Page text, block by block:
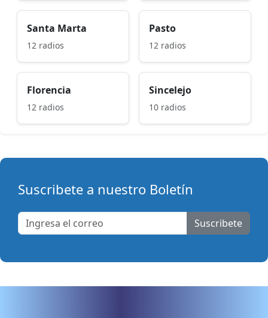
Santa Marta
12 radios
Pasto
12 radios
Florencia
12 radios
Sincelejo
10 radios
Suscribete a nuestro Boletín
Suscribete